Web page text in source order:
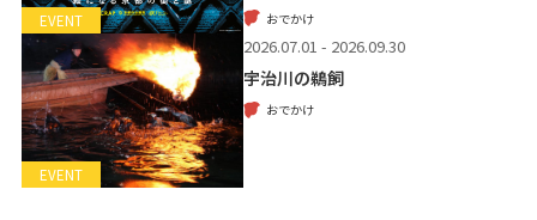
EVENT おでかけ
EVENT
2026.07.01 - 2026.09.30
宇治川の鵜飼
おでかけ